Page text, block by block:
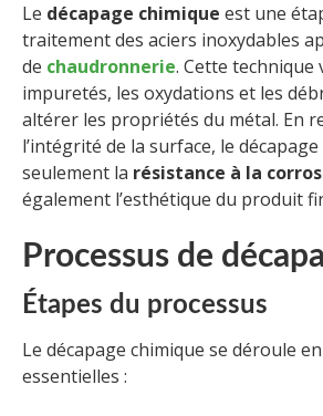
Le décapage chimique est une
traitement des aciers inoxydables
de chaudronnerie. Cette technique
impuretés, les oxydations et les
altérer les propriétés du métal. En
l’intégrité de la surface, le
seulement la résistance à la
également l’esthétique du produit
Processus de
Étapes du processus
Le décapage chimique se déroule
essentielles :